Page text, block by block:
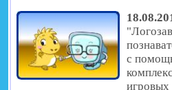
с
игровых